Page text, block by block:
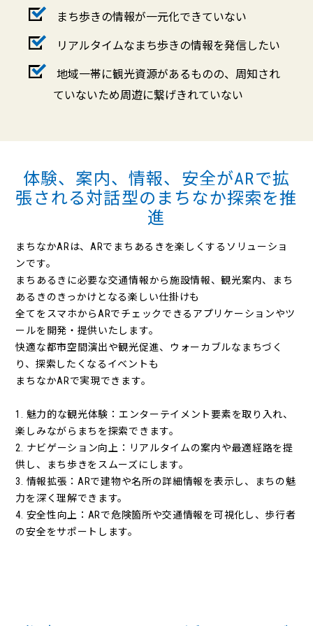
まち歩きの情報が一元化できていない
リアルタイムなまち歩きの情報を発信したい
地域一帯に観光資源があるものの、周知され
ていないため周遊に繋げきれていない
体験、案内、情報、安全がARで拡
張される対話型のまちなか探索を推
進
まちなかARは、ARでまちあるきを楽しくするソリューショ
ンです。
まちあるきに必要な交通情報から施設情報、観光案内、まち
あるきのきっかけとなる楽しい仕掛けも
全てをスマホからARでチェックできるアプリケーションやツ
ールを開発・提供いたします。
快適な都市空間演出や観光促進、ウォーカブルなまちづく
り、探索したくなるイベントも
まちなかARで実現できます。
1. 魅力的な観光体験：エンターテイメント要素を取り入れ、
楽しみながらまちを探索できます。
2. ナビゲーション向上：リアルタイムの案内や最適経路を提
供し、まち歩きをスムーズにします。
3. 情報拡張：ARで建物や名所の詳細情報を表示し、まちの魅
力を深く理解できます。
4. 安全性向上：ARで危険箇所や交通情報を可視化し、歩行者
の安全をサポートします。